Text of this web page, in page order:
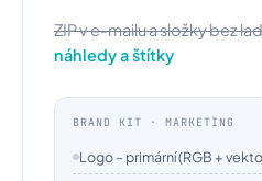
ZIP v e-mailu a složky bez
náhledy a štítky
BRAND KIT · MARKETING
Logo – primární (RGB +